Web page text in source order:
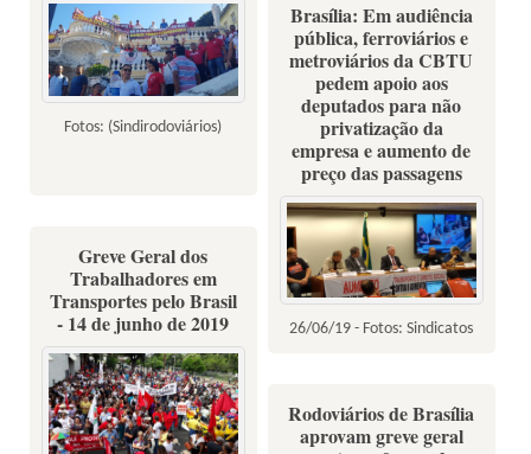
Fotos: (Sindirodoviários)
Brasília: Em audiência
pública, ferroviários e
metroviários da CBTU
pedem apoio aos
deputados para não
privatização da
empresa e aumento de
preço das passagens
26/06/19 - Fotos: Sindicatos
Greve Geral dos
Trabalhadores em
Transportes pelo Brasil
- 14 de junho de 2019
Rodoviários de Brasília
aprovam greve geral